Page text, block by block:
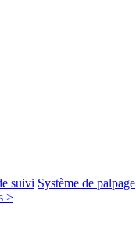
suivi Système de palpage
>